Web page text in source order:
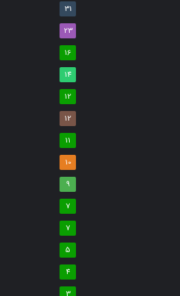
31
23
16
14
12
12
11
10
9
7
7
5
4